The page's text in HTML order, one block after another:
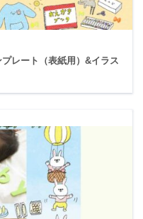
レート（表紙用）&イラス